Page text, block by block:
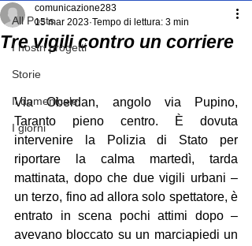
All Posts
I nostri progetti
Storie
Il domenicale
I giorni
Tre vigili contro un corriere
comunicazione283
15 mar 2023 Tempo di lettura: 3 min
Via Oberdan, angolo via Pupino,
Taranto pieno centro. È dovuta
intervenire la Polizia di Stato per
riportare la calma martedì, tarda
mattinata, dopo che due vigili urbani –
un terzo, fino ad allora solo spettatore, è
entrato in scena pochi attimi dopo –
avevano bloccato su un marciapiedi un